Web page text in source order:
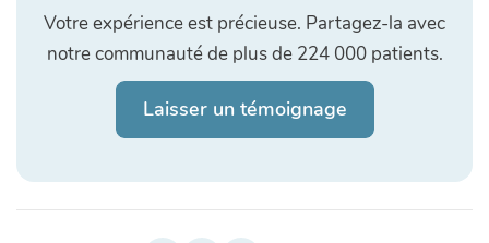
Votre expérience est précieuse. Partagez-la avec
notre communauté de plus de 224 000 patients.
Laisser un témoignage